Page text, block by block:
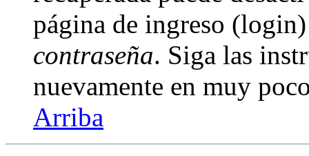
página de ingreso
contraseña. Siga las
nuevamente en muy
Arriba